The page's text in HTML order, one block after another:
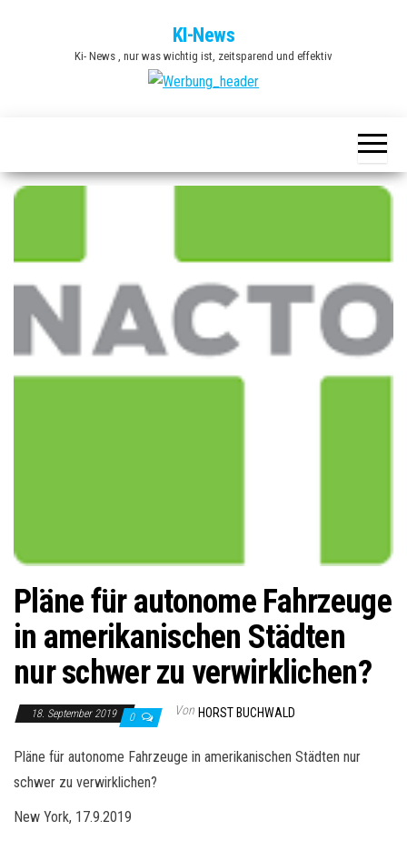
KI-News
Ki- News , nur was wichtig ist, zeitsparend und effektiv
Pläne für autonome Fahrzeuge
in amerikanischen Städten
nur schwer zu verwirklichen?
18. September 2019 0 Von HORST BUCHWALD
Pläne für autonome Fahrzeuge in amerikanischen Städten nur
schwer zu verwirklichen?
New York, 17.9.2019